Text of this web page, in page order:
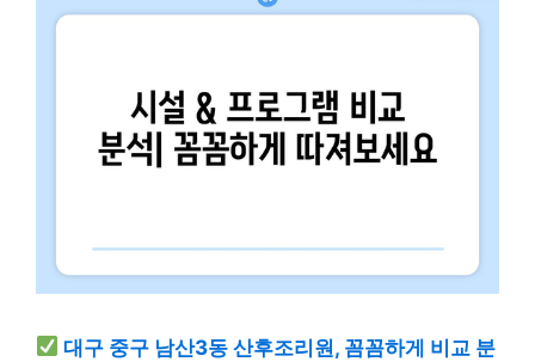
대구 중구 남산3동 산후조리원, 꼼꼼하게 비교 분